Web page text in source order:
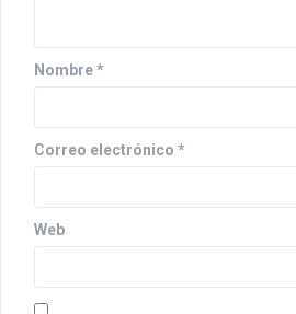
Nombre*
Correo electrónico *
Web